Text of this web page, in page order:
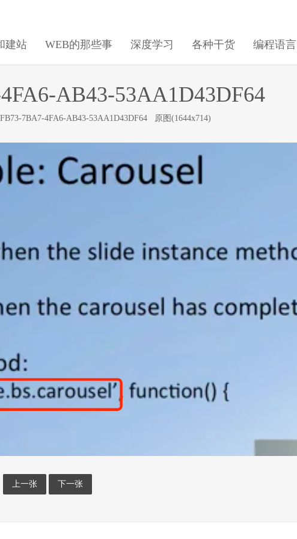
建站 WEB的那些事 深度学习 各种干货 编程语言
AB43-53AA1D43DF64
7BA7-4FA6-AB43-53AA1D43DF64 原图(1644x714)
上一张 下一张